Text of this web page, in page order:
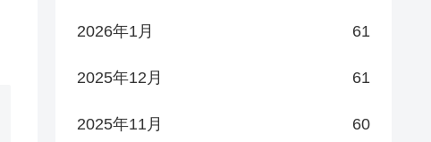
2026年1月 61
2025年12月 61
2025年11月 60